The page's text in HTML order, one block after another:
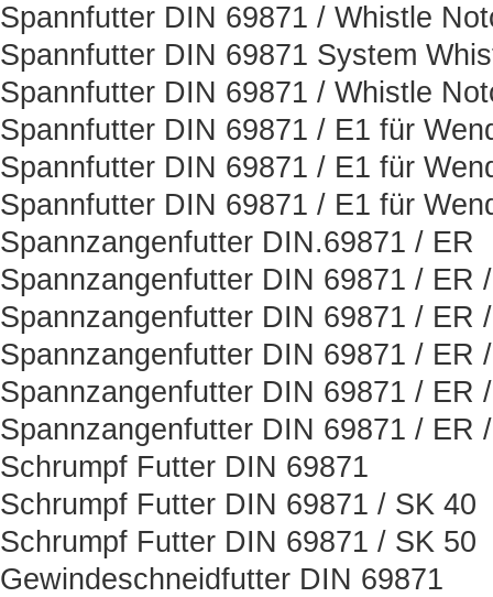
Spannfutter DIN 69871 / Whistle
Spannfutter DIN 69871 System
Spannfutter DIN 69871 / Whistle
Spannfutter DIN 69871 / E1 für
Spannfutter DIN 69871 / E1 für
Spannfutter DIN 69871 / E1 für
Spannzangenfutter DIN.69871 / ER
Spannzangenfutter DIN 69871 / ER
Spannzangenfutter DIN 69871 / ER
Spannzangenfutter DIN 69871 / ER
Spannzangenfutter DIN 69871 / ER
Spannzangenfutter DIN 69871 / ER
Schrumpf Futter DIN 69871
Schrumpf Futter DIN 69871 / SK 40
Schrumpf Futter DIN 69871 / SK 50
Gewindeschneidfutter DIN 69871